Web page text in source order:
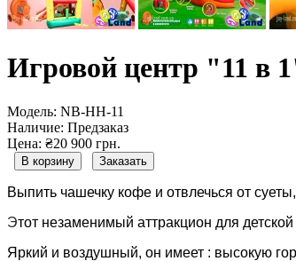
Игровой центр "11 в
Модель: NB-HH-11
Наличие: Предзаказ
Цена: ₴20 900 грн.
В корзину Заказать
Выпить чашечку кофе и отвлечься от
Этот незаменимый аттракцион для
Яркий и воздушный, он имеет : высокую